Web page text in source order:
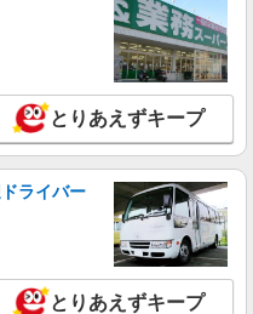
店 東京都中野区中央1-36-3
詳細を見る
とりあえずキープ
ライバー
とりあえずキープ